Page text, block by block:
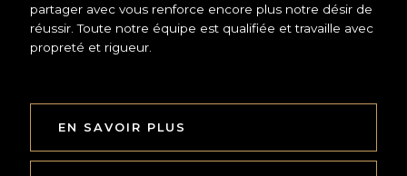
partager avec vous renforce encore plus notre désir de
réussir. Toute notre équipe est qualifiée et travaille avec
propreté et rigueur.
EN SAVOIR PLUS